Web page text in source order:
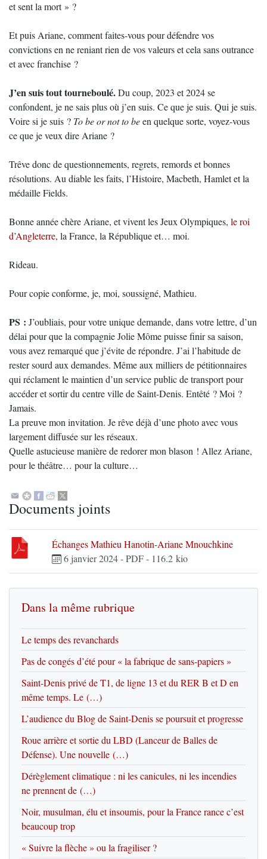
et sent la mort » ?
Et puis Ariane, comment faites-vous pour défendre vos
convictions en ne reniant rien de vos valeurs et cela sans outrance
et avec franchise ?
J’en suis tout tourneboulé.Du coup, 2023 et 2024 se
confondent, je ne sais plus où j’en suis. Ce que je suis. Qui je suis.
Voire si je suis ? To be or not to been quelque sorte, voyez-vous
ce que je veux dire Ariane ?
Trêve donc de questionnements, regrets, remords et bonnes
résolutions. Au diable les faits, l’Histoire, Macbeth, Hamlet et la
médaille Fields.
Bonne année chère Ariane, et vivent les Jeux Olympiques, le roi
d’Angleterre, la France, la République et… moi.
Rideau.
Pour copie conforme, je, moi, soussigné, Mathieu.
PS : J’oubliais, pour votre unique demande, dans votre lettre, d’un
délai pour que la compagnie Jolie Môme puisse finir sa saison,
vous avez remarqué que j’évite de répondre. J’ai l’habitude de
rester sourd aux demandes. Même aux milliers de pétitionnaires
qui réclament le maintien d’un service public de transport pour
accéder et sortir du centre ville de Saint-Denis. Entêté ? Moi ?
Jamais.
La preuve mon invitation. Je rêve déjà d’une photo avec vous
largement diffusée sur les réseaux.
Quelle astucieuse manière de redorer mon blason ! Allez Ariane,
pour le théâtre… pour la culture…
Documents joints
Échanges Mathieu Hanotin-Ariane Mnouchkine
6 janvier 2024-PDF- 116.2 kio
Dans la même rubrique
Le temps des revanchards
Pas de congés d’été pour « la fabrique de sans-papiers »
Saint-Denis privé de T1, de ligne 13 et du RER B et D en
même temps. Le (…)
L’audience du Blog de Saint-Denis se poursuit et progresse
Roue arrière et sortie du LBD (Lanceur de Balles de
Défense). Une nouvelle (…)
Dérèglement climatique : ni les canicules, ni les incendies
ne prennent de (…)
Noir, musulman, élu et insoumis, pour la France rance c’est
beaucoup trop
« Suivre la flèche » ou la fragiliser ?